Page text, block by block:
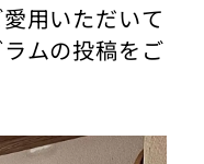
用いただいて
ムの投稿をご